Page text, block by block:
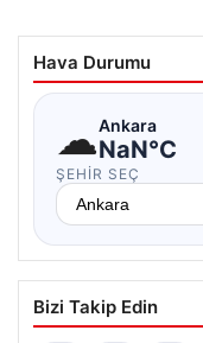
Hava Durumu
☁Ankara
NaN°C
ŞEHIR SEÇ
Bizi Takip Edin